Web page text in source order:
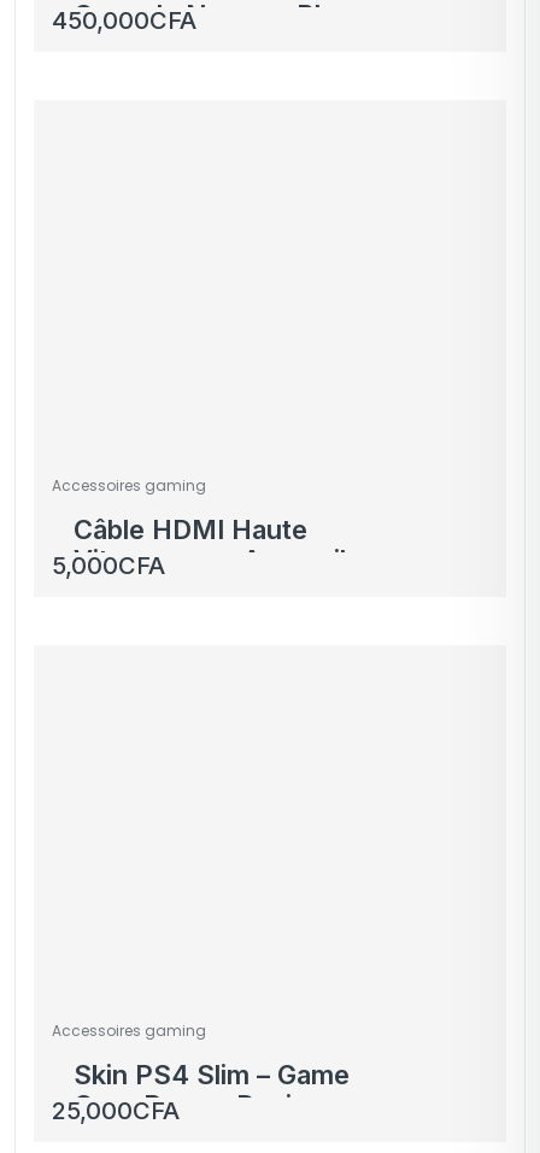
Console Neuve – Blanc
450,000CFA
Accessoires gaming
Câble HDMI Haute
Vitesse pour Appareils
5,000CFA
Accessoires gaming
Skin PS4 Slim – Game
Over Rose – Design
Unique pour Console et
25,000CFA